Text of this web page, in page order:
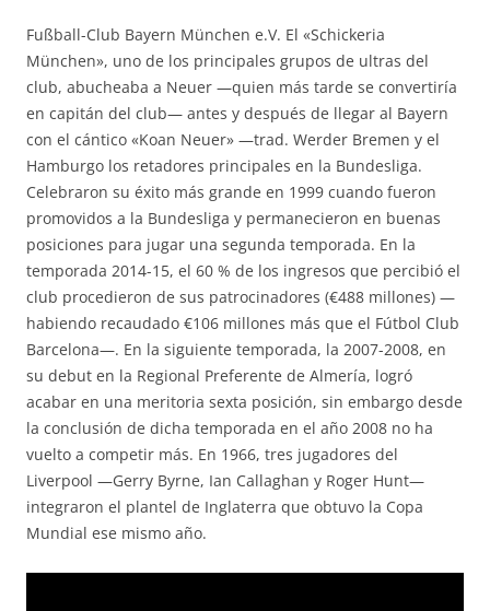
Fußball-Club Bayern München e.V. El «Schickeria
München», uno de los principales grupos de ultras del
club, abucheaba a Neuer —quien más tarde se convertiría
en capitán del club— antes y después de llegar al Bayern
con el cántico «Koan Neuer» —trad. Werder Bremen y el
Hamburgo los retadores principales en la Bundesliga.
Celebraron su éxito más grande en 1999 cuando fueron
promovidos a la Bundesliga y permanecieron en buenas
posiciones para jugar una segunda temporada. En la
temporada 2014-15, el 60 % de los ingresos que percibió el
club procedieron de sus patrocinadores (€488 millones) —
habiendo recaudado €106 millones más que el Fútbol Club
Barcelona—. En la siguiente temporada, la 2007-2008, en
su debut en la Regional Preferente de Almería, logró
acabar en una meritoria sexta posición, sin embargo desde
la conclusión de dicha temporada en el año 2008 no ha
vuelto a competir más. En 1966, tres jugadores del
Liverpool —Gerry Byrne, Ian Callaghan y Roger Hunt—
integraron el plantel de Inglaterra que obtuvo la Copa
Mundial ese mismo año.